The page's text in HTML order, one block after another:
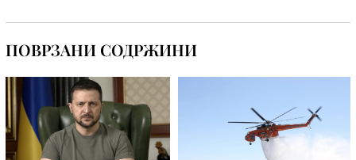
ПОВРЗАНИ СОДРЖИНИ